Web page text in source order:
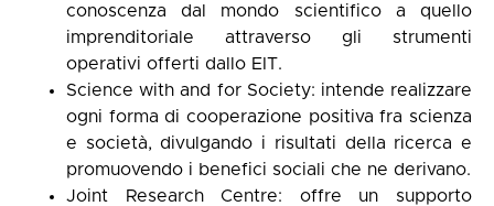
conoscenza dal mondo scientifico a quello
imprenditoriale attraverso gli strumenti
operativi offerti dallo EIT.
Science with and for Society: intende realizzare
ogni forma di cooperazione positiva fra scienza
e società, divulgando i risultati della ricerca e
promuovendo i benefici sociali che ne derivano.
Joint Research Centre: offre un supporto